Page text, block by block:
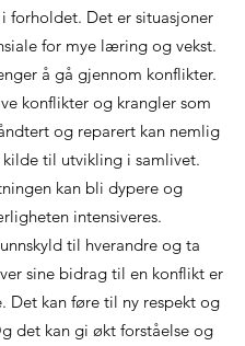
forholdet. Det er situasjoner
for mye læring og vekst.
å gå gjennom konflikter.
konflikter og krangler som
og reparert kan nemlig
til utvikling i samlivet.
kan bli dypere og
intensiveres.
til hverandre og ta
sine bidrag til en konflikt er
Det kan føre til ny respekt og
det kan gi økt forståelse og